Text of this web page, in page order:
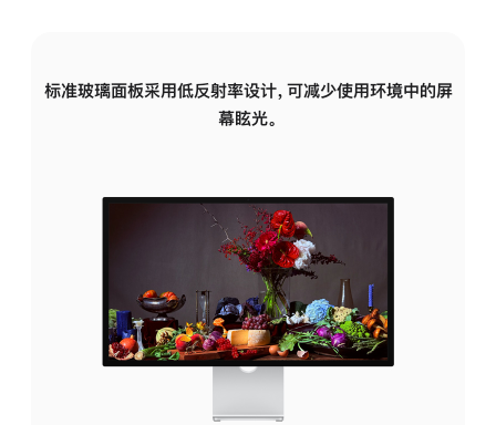
标准玻璃面板采用低反射率设计，可减少使用环境中的屏
幕眩光。